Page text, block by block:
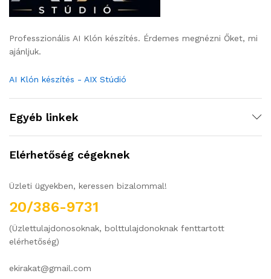
Professzionális AI Klón készítés. Érdemes megnézni Őket, mi
ajánljuk.
AI Klón készítés - AIX Stúdió
Egyéb linkek
Elérhetőség cégeknek
Üzleti ügyekben, keressen bizalommal!
20/386-9731
(Üzlettulajdonosoknak, bolttulajdonoknak fenttartott
elérhetőség)
ekirakat@gmail.com